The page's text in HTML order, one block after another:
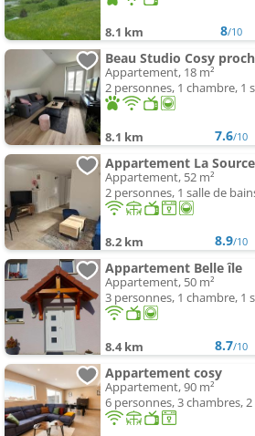
8.1 km 8/10
Beau Studio Cosy
Appartement, 18 m²
2 personnes, 1 chambre, 1
8.1 km 7.6/10
Appartement La Source
Appartement, 52 m²
2 personnes, 1 salle de
8.2 km 8.9/10
Appartement Belle île
Appartement, 50 m²
3 personnes, 1 chambre, 1
8.4 km 8.7/10
Appartement cosy
Appartement, 90 m²
6 personnes, 3 chambres,